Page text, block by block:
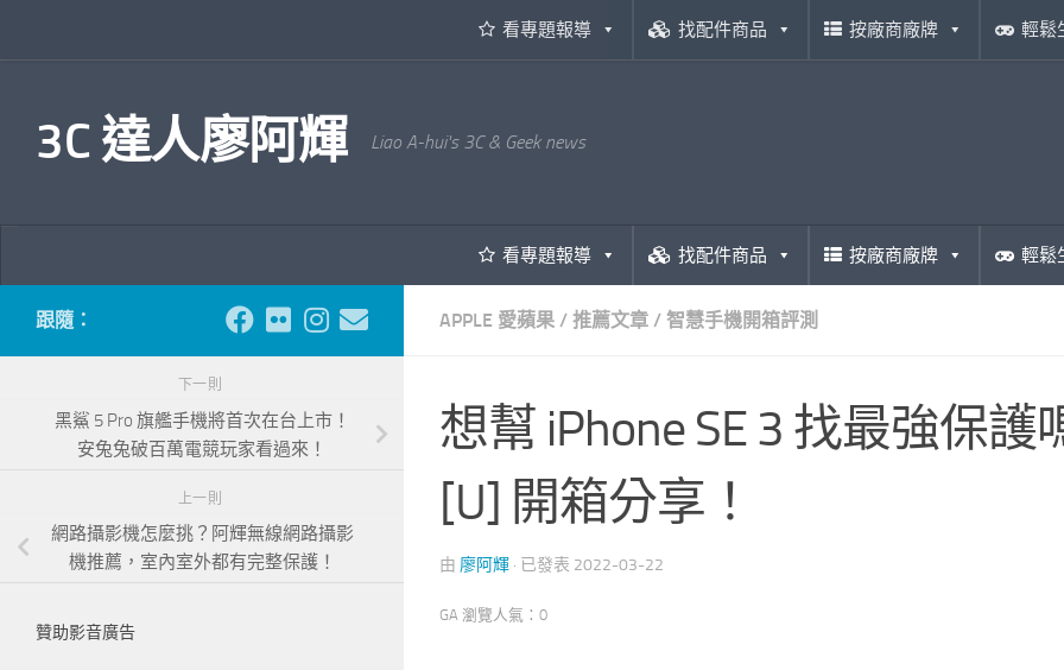
看專題報導 找配件商品 按廠商廠牌 輕鬆
3C 達人廖阿輝 Liao A-hui's 3C & Geek news
看專題報導 找配件商品 按廠商廠牌 輕鬆
APPLE 愛蘋果 / 推薦文章 / 智慧手機開箱評測
想幫 iPhone SE 3 找最強保護
[U] 開箱分享！
由 廖阿輝 · 已發表 2022-03-22
GA 瀏覽人氣：0
跟隨：
下一則
黑鯊 5 Pro 旗艦手機將首次在台上市！
安兔兔破百萬電競玩家看過來！
上一則
網路攝影機怎麼挑？阿輝無線網路攝影
機推薦，室內室外都有完整保護！
贊助影音廣告